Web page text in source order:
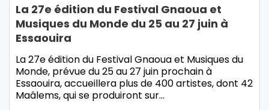
La 27e édition du Festival Gnaoua et
Musiques du Monde du 25 au 27 juin à
Essaouira
La 27e édition du Festival Gnaoua et Musiques du
Monde, prévue du 25 au 27 juin prochain à
Essaouira, accueillera plus de 400 artistes, dont 42
Maâlems, qui se produiront sur…